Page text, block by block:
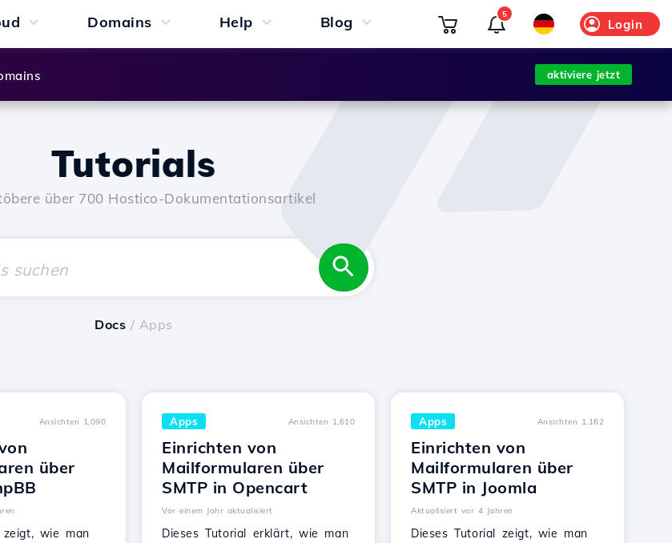
Domains Help Blog Login
5
aktiviere jetzt
Tutorials
über 700 Hostico-Dokumentationsartikel
Docs / Apps
Ansichten 1,090
über
zeigt, wie man
Apps Ansichten 1,610
Einrichten von
Mailformularen über
SMTP in Opencart
Vor einem Jahr aktualisiert
Dieses Tutorial erklärt, wie man
Apps Ansichten 1,162
Einrichten von
Mailformularen über
SMTP in Joomla
Aktualisiert vor 4 Jahren
Dieses Tutorial zeigt, wie man